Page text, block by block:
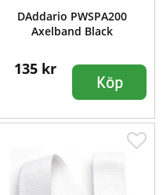
DAddario PWSPA200
Axelband Black
135 kr
Köp